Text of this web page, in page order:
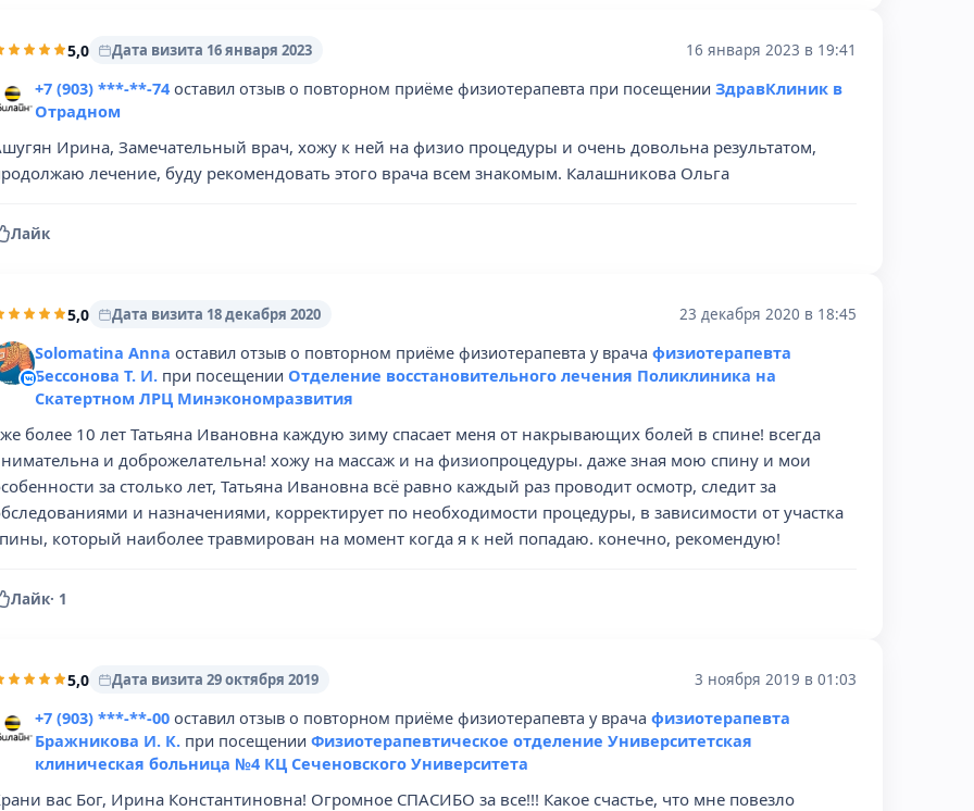
5,0 Дата визита 16 января 2023 16 января 2023 в 19:41
+7 (903) ***-**-74 оставил отзыв о повторном приёме физиотерапевта при посещении ЗдравКлиник в
Отрадном
Ирина, Замечательный врач, хожу к ней на физио процедуры и очень довольна результатом,
лечение, буду рекомендовать этого врача всем знакомым. Калашникова Ольга
Лайк
5,0 Дата визита 18 декабря 2020 23 декабря 2020 в 18:45
Solomatina Anna оставил отзыв о повторном приёме физиотерапевта у врача физиотерапевта
Бессонова Т. И. при посещении Отделение восстановительного лечения Поликлиника на
Скатертном ЛРЦ Минэкономразвития
более 10 лет Татьяна Ивановна каждую зиму спасает меня от накрывающих болей в спине! всегда
и доброжелательна! хожу на массаж и на физиопроцедуры. даже зная мою спину и мои
за столько лет, Татьяна Ивановна всё равно каждый раз проводит осмотр, следит за
и назначениями, корректирует по необходимости процедуры, в зависимости от участка
который наиболее травмирован на момент когда я к ней попадаю. конечно, рекомендую!
Лайк· 1
5,0 Дата визита 29 октября 2019 3 ноября 2019 в 01:03
+7 (903) ***-**-00 оставил отзыв о повторном приёме физиотерапевта у врача физиотерапевта
Бражникова И. К. при посещении Физиотерапевтическое отделение Университетская
клиническая больница №4 КЦ Сеченовского Университета
вас Бог, Ирина Константиновна! Огромное СПАСИБО за все!!! Какое счастье, что мне повезло